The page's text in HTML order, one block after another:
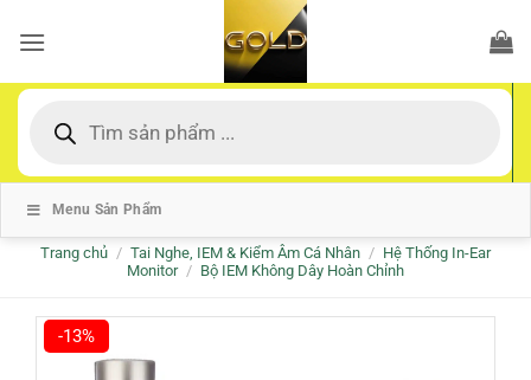
qua
dung
kiếm
Menu Sản Phẩm
Trang chủ / Tai Nghe, IEM & Kiểm Âm Cá Nhân / Hệ Thống In-Ear
Monitor / Bộ IEM Không Dây Hoàn Chỉnh
-13%